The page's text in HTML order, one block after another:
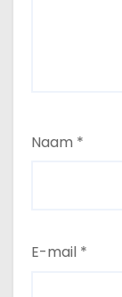
Naam *
E-mail *